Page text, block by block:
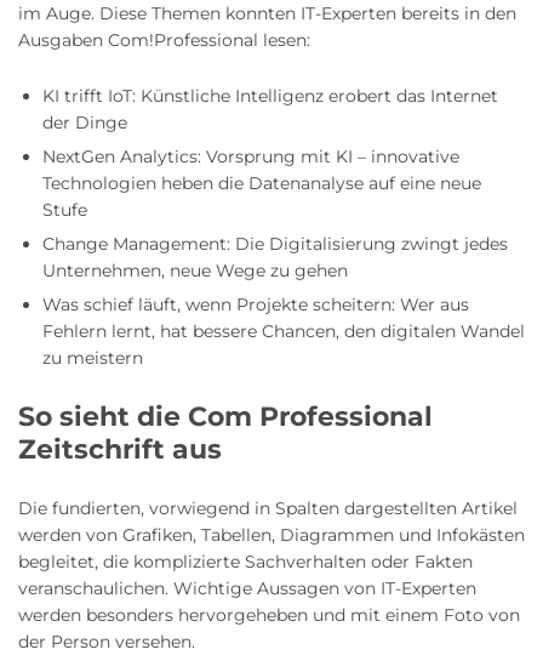
im Auge. Diese Themen konnten IT-Experten bereits in den
Ausgaben Com!Professional lesen:
KI trifft IoT: Künstliche Intelligenz erobert das Internet
der Dinge
NextGen Analytics: Vorsprung mit KI – innovative
Technologien heben die Datenanalyse auf eine neue
Stufe
Change Management: Die Digitalisierung zwingt jedes
Unternehmen, neue Wege zu gehen
Was schief läuft, wenn Projekte scheitern: Wer aus
Fehlern lernt, hat bessere Chancen, den digitalen Wandel
zu meistern
So sieht die Com Professional
Zeitschrift aus
Die fundierten, vorwiegend in Spalten dargestellten Artikel
werden von Grafiken, Tabellen, Diagrammen und Infokästen
begleitet, die komplizierte Sachverhalten oder Fakten
veranschaulichen. Wichtige Aussagen von IT-Experten
werden besonders hervorgeheben und mit einem Foto von
der Person versehen.